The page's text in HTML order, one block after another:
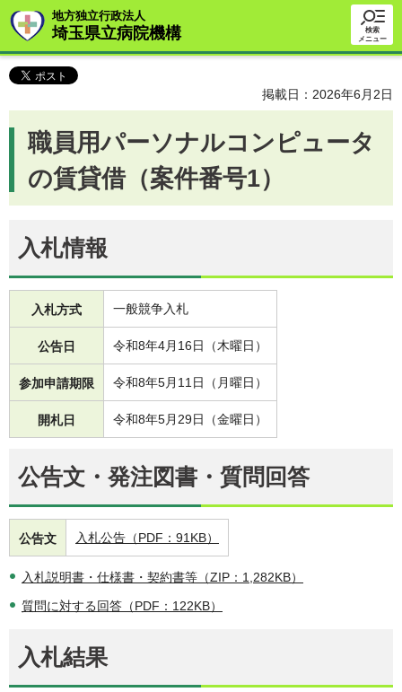
地方独立行政法人
埼玉県立病院機構
検索
メニュー
掲載日：2026年6月2日
職員用パーソナルコンピュータ
の賃貸借（案件番号1）
入札情報
入札方式 一般競争入札
公告日 令和8年4月16日（木曜日）
参加申請期限 令和8年5月11日（月曜日）
開札日 令和8年5月29日（金曜日）
公告文・発注図書・質問回答
公告文 入札公告（PDF：91KB）
入札説明書・仕様書・契約書等（ZIP：1,282KB）
質問に対する回答（PDF：122KB）
入札結果